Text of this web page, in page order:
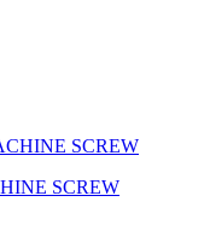
SCREW